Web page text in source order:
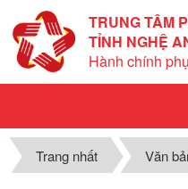
TRUNG TÂM
TỈNH NGHỆ
Hành chính
Trang nhất Văn